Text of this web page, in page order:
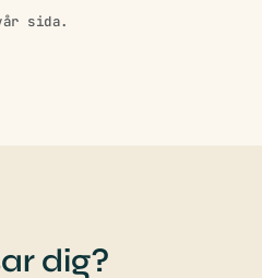
sida.
dig?